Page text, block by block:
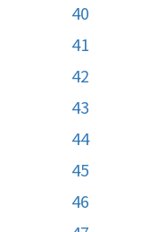
40
41
42
43
44
45
46